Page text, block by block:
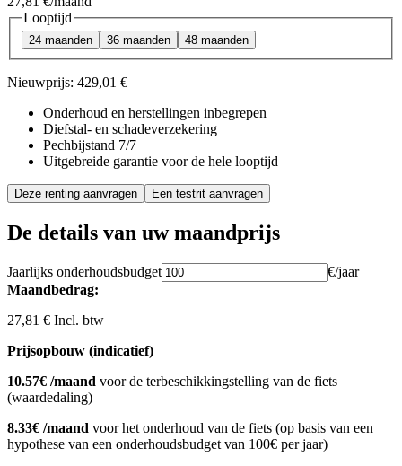
Looptijd
24 maanden 36 maanden 48 maanden
Nieuwprijs: 429,01 €
Onderhoud en herstellingen inbegrepen
Diefstal- en schadeverzekering
Pechbijstand 7/7
Uitgebreide garantie voor de hele looptijd
Deze renting aanvragen Een testrit aanvragen
De details van uw maandprijs
Jaarlijks onderhoudsbudget
€/jaar
Maandbedrag:
27,81 € Incl. btw
Prijsopbouw (indicatief)
10.57€ /maand voor de terbeschikkingstelling van de fiets
(waardedaling)
8.33€ /maand voor het onderhoud van de fiets (op basis van een
hypothese van een onderhoudsbudget van 100€ per jaar)